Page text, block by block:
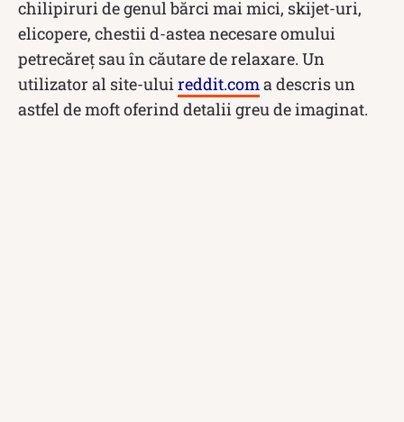
chilipiruri de genul bărci mai mici, skijet-uri,
elicopere, chestii d-astea necesare omului
petrecăreț sau în căutare de relaxare. Un
utilizator al site-ului reddit.coma descris un
astfel de moft oferind detalii greu de imaginat.